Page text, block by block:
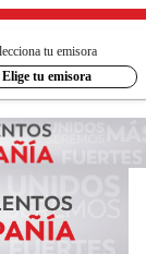
tu emisora
Elige tu emisora